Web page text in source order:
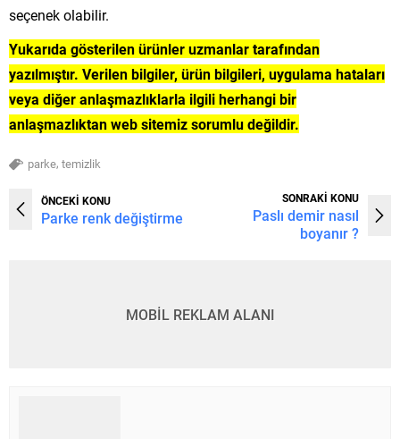
seçenek olabilir.
Yukarıda gösterilen ürünler uzmanlar tarafından
yazılmıştır. Verilen bilgiler, ürün bilgileri, uygulama hataları
veya diğer anlaşmazlıklarla ilgili herhangi bir
anlaşmazlıktan web sitemiz sorumlu değildir.
parke, temizlik
ÖNCEKİ KONU
Parke renk değiştirme
SONRAKİ KONU
Paslı demir nasıl
boyanır ?
MOBİL REKLAM ALANI